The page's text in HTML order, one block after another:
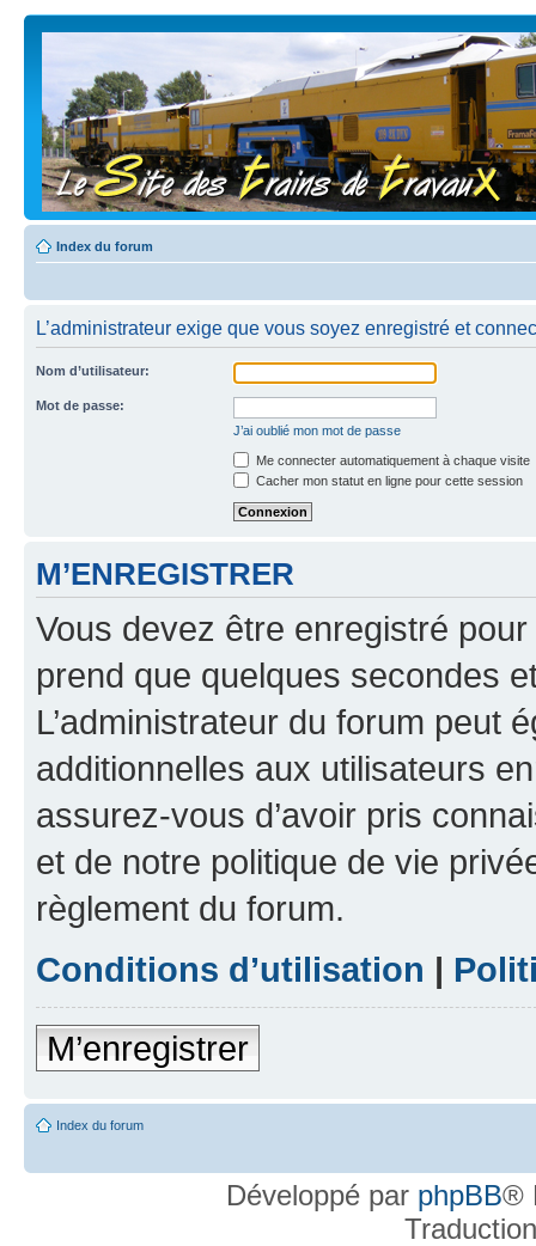
Index du forum
L’administrateur exige que vous soyez enregistré et
Nom d’utilisateur:
Mot de passe:
J’ai oublié mon mot de passe
Me connecter automatiquement à chaque visite
Cacher mon statut en ligne pour cette session
M’ENREGISTRER
Vous devez être enregistré
prend que quelques secondes
L’administrateur du forum peut
additionnelles aux utilisateurs
assurez-vous d’avoir pris
et de notre politique de vie
règlement du forum.
Conditions d’utilisation |
M’enregistrer
Index du forum
Développé par phpBB®